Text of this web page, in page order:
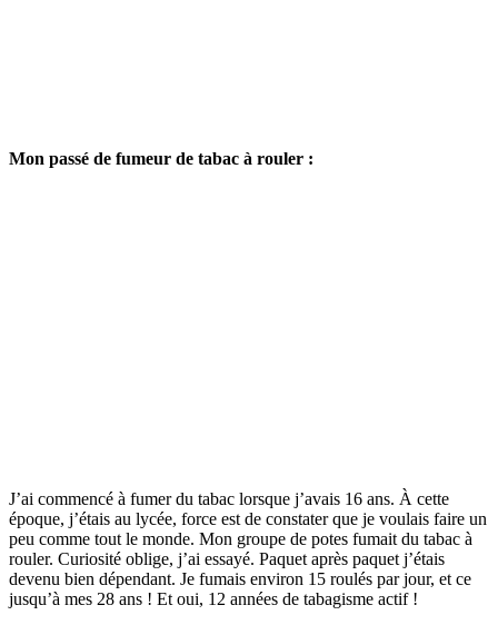
Mon passé de fumeur de tabac à rouler :
J’ai commencé à fumer du tabac lorsque j’avais 16 ans. À cette
époque, j’étais au lycée, force est de constater que je voulais faire un
peu comme tout le monde. Mon groupe de potes fumait du tabac à
rouler. Curiosité oblige, j’ai essayé. Paquet après paquet j’étais
devenu bien dépendant. Je fumais environ 15 roulés par jour, et ce
jusqu’à mes 28 ans ! Et oui, 12 années de tabagisme actif !